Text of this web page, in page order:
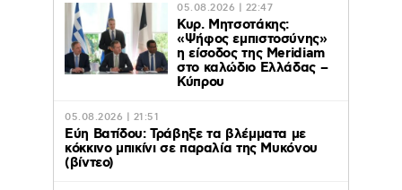
05.08.2026 | 22:47
Κυρ. Μητσοτάκης:
«Ψήφος εμπιστοσύνης»
η είσοδος της Meridiam
στο καλώδιο Ελλάδας –
Κύπρου
05.08.2026 | 21:51
Εύη Βατίδου: Τράβηξε τα βλέμματα με
κόκκινο μπικίνι σε παραλία της Μυκόνου
(βίντεο)